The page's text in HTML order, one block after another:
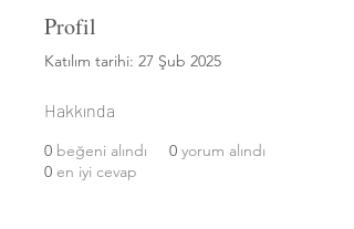
Profil
Katılım tarihi: 27 Şub 2025
Hakkında
0 beğeni alındı 0 yorum alındı
0 en iyi cevap